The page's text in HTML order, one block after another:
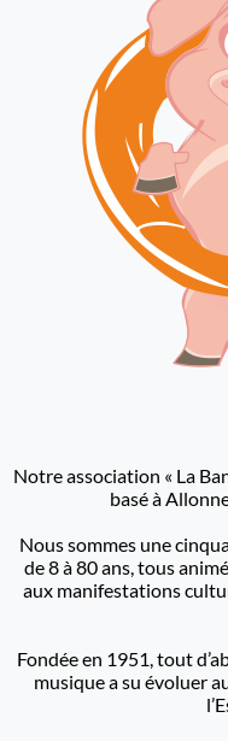
Notre association « La
basé à
Nous sommes une
de 8 à 80 ans, tous
aux manifestations
Fondée en 1951, tout
musique a su évoluer